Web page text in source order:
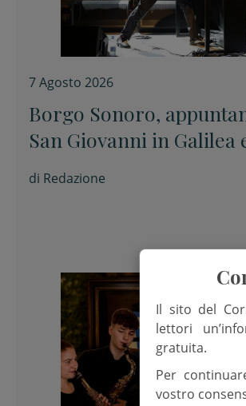
7 Agosto 2026
Borgo Sonoro,
San Giovanni in Galilea
Savignano sul Rubicone
di Redazione
Il sito del
lettori
gratuita.
Per
vostro